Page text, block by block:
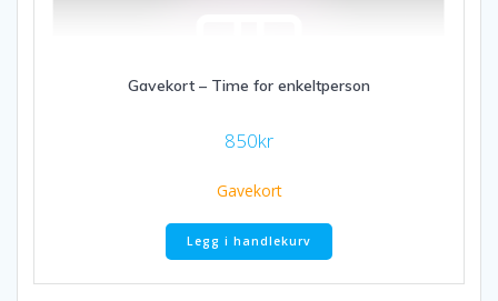
Gavekort – Time for enkeltperson
850kr
Gavekort
Legg i handlekurv